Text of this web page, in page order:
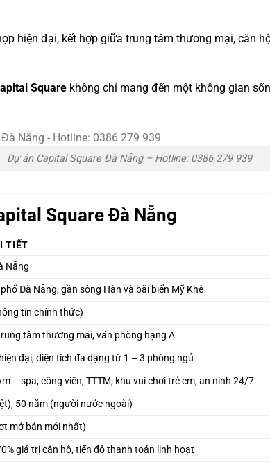
hiện đại, kết hợp giữa trung tâm thương mại, căn
Square không chỉ mang đến một không gian
Dự án Capital Square Đà Nẵng – Hotline: 0386 279 939
Square Đà Nẵng
TIẾT
Nẵng
Đà Nẵng, gần sông Hàn và bãi biển Mỹ Khê
tin chính thức)
tâm thương mại, văn phòng hạng A
đại, diện tích đa dạng từ 1 – 3 phòng ngủ
– spa, công viên, TTTM, khu vui chơi trẻ em, an ninh 24/7
50 năm (người nước ngoài)
mở bán mới nhất)
giá trị căn hộ, tiến độ thanh toán linh hoạt